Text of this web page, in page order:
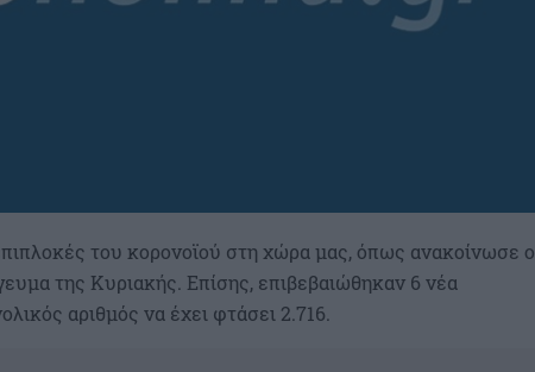
του κορονοϊού στη χώρα μας, όπως ανακοίνωσε ο
της Κυριακής. Επίσης, επιβεβαιώθηκαν 6 νέα
αριθμός να έχει φτάσει 2.716.